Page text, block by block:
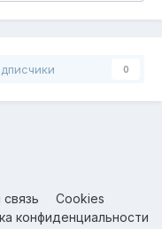
0
Cookies
конфиденциальности